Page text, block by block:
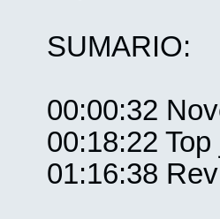
SUMARIO:
00:00:32
00:18:22
01:16:38